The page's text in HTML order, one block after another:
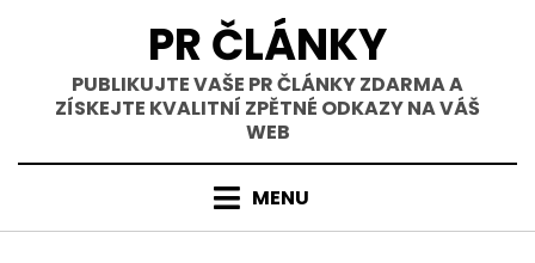
PR ČLÁNKY
PUBLIKUJTE VAŠE PR ČLÁNKY ZDARMA A
ZÍSKEJTE KVALITNÍ ZPĚTNÉ ODKAZY NA VÁŠ
WEB
MENU